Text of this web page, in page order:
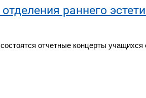
раннего
отчетные концерты учащихся